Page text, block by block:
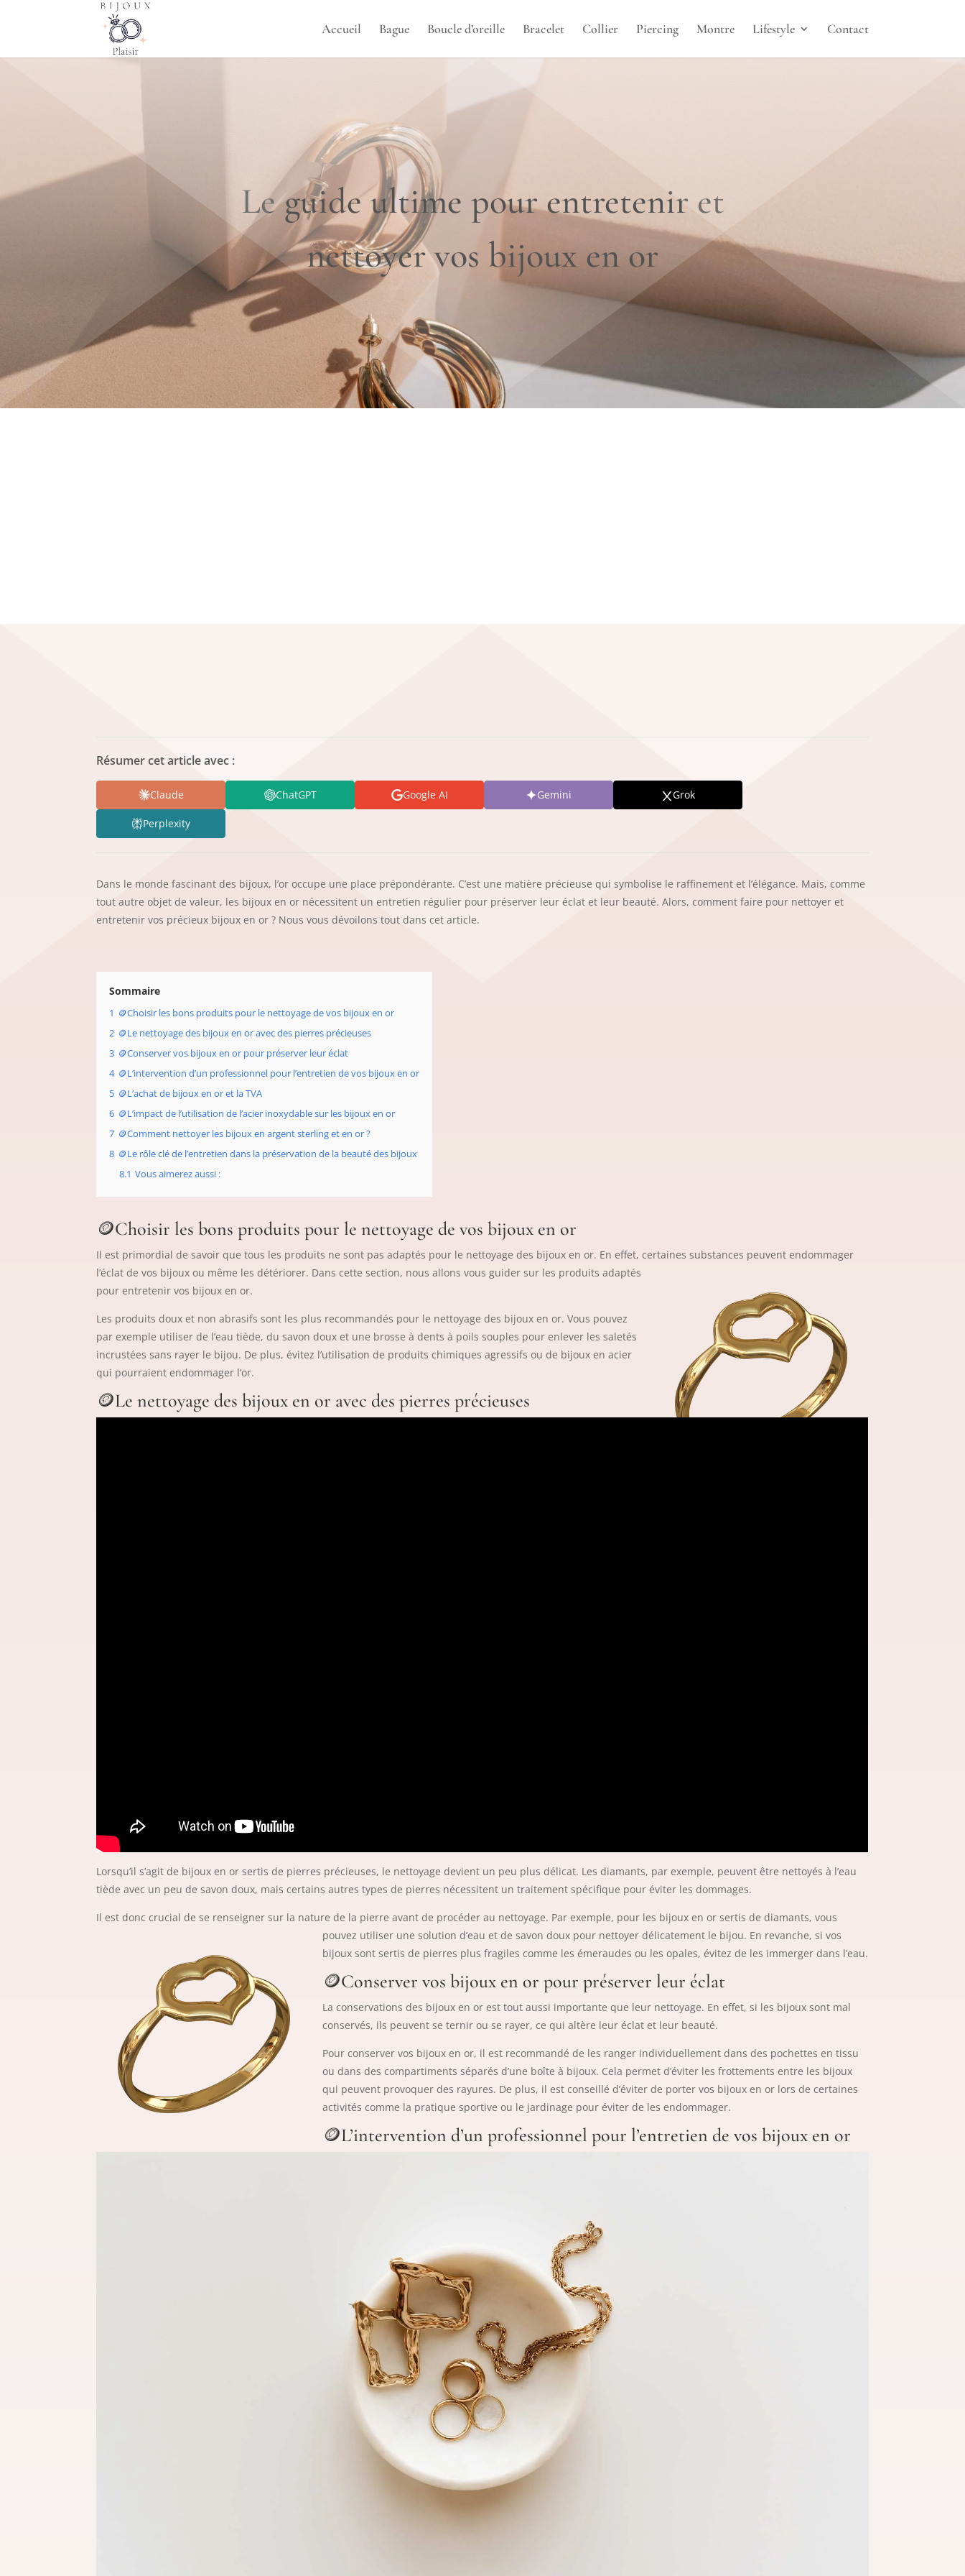
Accueil Bague Boucle d’oreille Bracelet Collier Piercing Montre Lifestyle Contact
Le guide ultime pour entretenir et
nettoyer vos bijoux en or
Résumer cet article avec :
Claude ChatGPT Google AI Gemini Grok
Perplexity
Dans le monde fascinant des bijoux, l’or occupe une place prépondérante. C’est une matière précieuse qui symbolise le raffinement et l’élégance. Mais, comme
tout autre objet de valeur, les bijoux en or nécessitent un entretien régulier pour préserver leur éclat et leur beauté. Alors, comment faire pour nettoyer et
entretenir vos précieux bijoux en or ? Nous vous dévoilons tout dans cet article.
Sommaire
1 🪙​Choisir les bons produits pour le nettoyage de vos bijoux en or
2 🪙​Le nettoyage des bijoux en or avec des pierres précieuses
3 🪙​Conserver vos bijoux en or pour préserver leur éclat
4 🪙​L’intervention d’un professionnel pour l’entretien de vos bijoux en or
5 🪙​L’achat de bijoux en or et la TVA
6 🪙​L’impact de l’utilisation de l’acier inoxydable sur les bijoux en or
7 🪙​Comment nettoyer les bijoux en argent sterling et en or ?
8 🪙​Le rôle clé de l’entretien dans la préservation de la beauté des bijoux
8.1 Vous aimerez aussi :
🪙​Choisir les bons produits pour le nettoyage de vos bijoux en or
Il est primordial de savoir que tous les produits ne sont pas adaptés pour le nettoyage des bijoux en or. En effet, certaines substances peuvent endommager
l’éclat de vos bijoux ou même les détériorer. Dans cettesection, nous allons vous guider sur les produits adaptés
pour entretenir vos bijoux en or.
Les produits doux et non abrasifs sont les plus recommandés pour le nettoyage des bijoux en or. Vous pouvez
par exemple utiliser de l’eau tiède, du savon doux et une brosse à dents à poils souples pour enlever les saletés
incrustées sans rayer le bijou. De plus, évitez l’utilisation de produits chimiques agressifs ou de bijoux en acier
qui pourraient endommager l’or.
🪙​Le nettoyage des bijoux en or avec des pierres précieuses
Lorsqu’il s’agit de bijoux en or sertis de pierres précieuses, le nettoyage devient un peu plus délicat. Les diamants, par exemple, peuvent être nettoyés à l’eau
tiède avec un peu de savon doux, mais certains autres types de pierres nécessitent un traitement spécifique pour éviter les dommages.
Il est donc crucial de se renseigner sur la nature de la pierre avant de procéder au nettoyage. Par exemple, pour les bijoux en or sertis de diamants, vous
pouvez utiliser une solution d’eau et de savon doux pour nettoyer délicatement le bijou. En revanche, si vos
bijoux sont sertis de pierres plus fragiles comme les émeraudes ou les opales, évitez de les immerger dans l’eau.
🪙​Conserver vos bijoux en or pour préserver leur éclat
La conservations des bijoux en or est tout aussi importante que leur nettoyage. En effet, si les bijoux sont mal
conservés, ils peuvent se ternir ou se rayer, ce qui altère leur éclat et leur beauté.
Pour conserver vos bijoux en or, il est recommandé de les ranger individuellement dans des pochettes en tissu
ou dans des compartiments séparés d’une boîte à bijoux. Cela permet d’éviter les frottements entre les bijoux
qui peuvent provoquer des rayures. De plus, il est conseillé d’éviter de porter vos bijoux en or lors de certaines
activités comme la pratique sportive ou le jardinage pour éviter de les endommager.
🪙​L’intervention d’un professionnel pour l’entretien de vos bijoux en or